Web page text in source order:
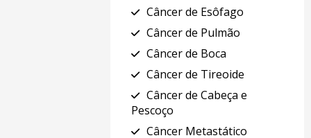
Câncer de Esôfago
Câncer de Pulmão
Câncer de Boca
Câncer de Tireoide
Câncer de Cabeça e
Pescoço
Câncer Metastático